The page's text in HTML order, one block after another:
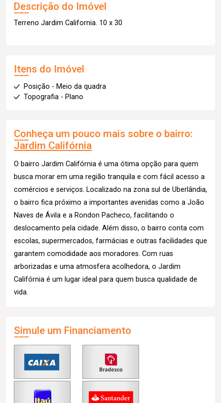
Descrição do Imóvel
Terreno Jardim California. 10 x 30
Itens do Imóvel
Posição - Meio da quadra
Topografia - Plano
Conheça um pouco mais sobre o bairro:
Jardim Califórnia
O bairro Jardim Califórnia é uma ótima opção para quem
busca morar em uma região tranquila e com fácil acesso a
comércios e serviços. Localizado na zona sul de Uberlândia,
o bairro fica próximo a importantes avenidas como a João
Naves de Ávila e a Rondon Pacheco, facilitando o
deslocamento pela cidade. Além disso, o bairro conta com
escolas, supermercados, farmácias e outras facilidades que
garantem comodidade aos moradores. Com ruas
arborizadas e uma atmosfera acolhedora, o Jardim
Califórnia é um lugar ideal para quem busca qualidade de
vida.
Simule um Financiamento